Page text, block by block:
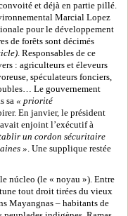
et déjà en partie pillé.
Marcial Lopez
pour le développement
de forêts sont décimés
. Responsables de ce
: agriculteurs et éleveurs
spéculateurs fonciers,
Le gouvernement
sa « priorité
En janvier, le président
enjoint l’exécutif à
un cordon sécuritaire
». Une supplique restée
núcleo (le « noyau »). Entre
tout droit tirées du vieux
Mayangnas – habitants de